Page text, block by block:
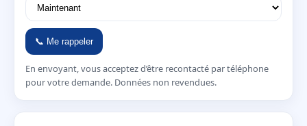
📞 Me rappeler
En envoyant, vous acceptez d’être recontacté par téléphone
pour votre demande. Données non revendues.